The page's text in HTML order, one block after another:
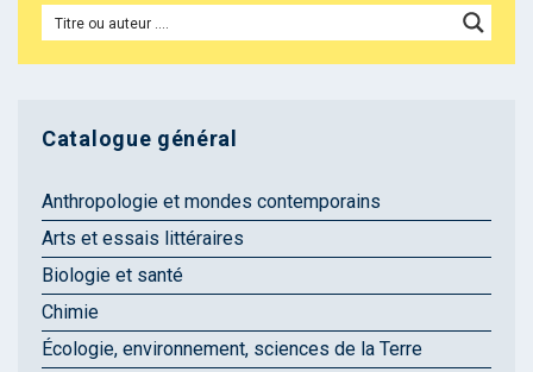
Catalogue général
Anthropologie et mondes contemporains
Arts et essais littéraires
Biologie et santé
Chimie
Écologie, environnement, sciences de la Terre